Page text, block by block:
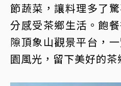
節蔬菜，讓料理多了
分感受茶鄉生活。飽
隙頂象山觀景平台，
園風光，留下美好的茶